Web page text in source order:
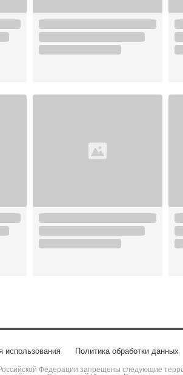
использования Политика обработки данных
Федерации запрещены следующие